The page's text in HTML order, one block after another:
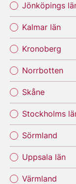
Jönköpings
Kalmar län
Kronoberg
Norrbotten
Skåne
Stockholms
Sörmland
Uppsala län
Värmland